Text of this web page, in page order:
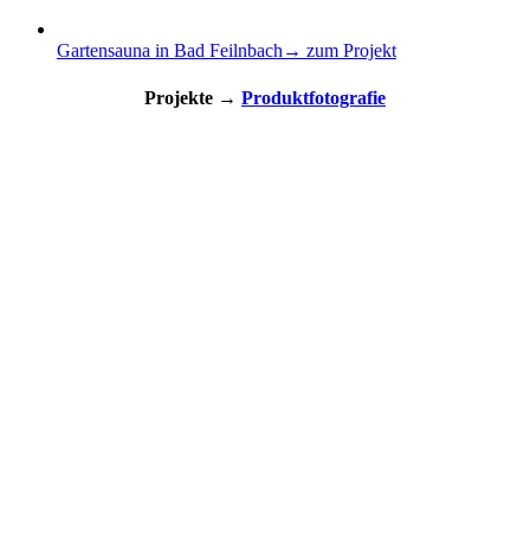
Gartensauna in Bad Feilnbach → zum Projekt
Projekte → Produktfotografie